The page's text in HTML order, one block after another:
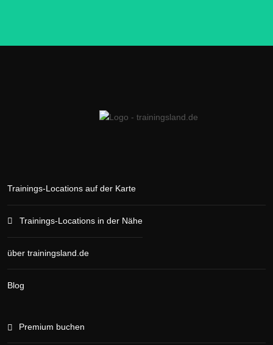
Trainings-Locations auf der Karte
Trainings-Locations in der Nähe
über trainingsland.de
Blog
Premium buchen